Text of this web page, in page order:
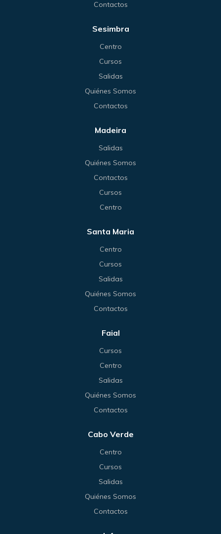
Contactos
Sesimbra
Centro
Cursos
Salidas
Quiénes Somos
Contactos
Madeira
Salidas
Quiénes Somos
Contactos
Cursos
Centro
Santa Maria
Centro
Cursos
Salidas
Quiénes Somos
Contactos
Faial
Cursos
Centro
Salidas
Quiénes Somos
Contactos
Cabo Verde
Centro
Cursos
Salidas
Quiénes Somos
Contactos